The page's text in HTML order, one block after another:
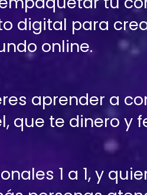
digital para
online.
aprender a
que te dinero y
1 a 1, y